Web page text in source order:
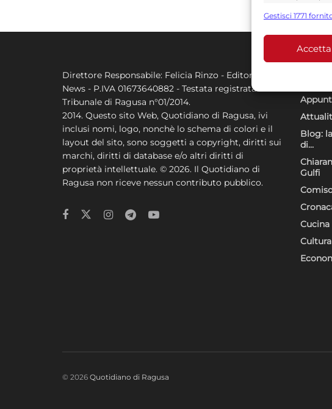
Utilizzare dati
Funzionalità
Abbinare e
alle
Utilizzare
dispositivi in
Garantire la
correggere
pubblicità e
scelte sulla
Gestisci 1771
Accetta
Direttore Responsabile: Felicia Rinzo - Editore QDR
News - P.IVA 01673640882 - Testata registrata al
Tribunale di Ragusa n°01/2014.
2014. Questo sito Web, Quotidiano di Ragusa, ivi
inclusi nomi, logo, nonchè lo schema di colori e il
layout del sito, sono soggetti a copyright, diritti sui
marchi, diritti di database e/o altri diritti di
proprietà intellettuale. © 2026. Il Quotidiano di
Ragusa non riceve nessun contributo pubblico.
Blog:
di…
Gulfi
Cucina
Cultura
© 2026 Quotidiano di Ragusa